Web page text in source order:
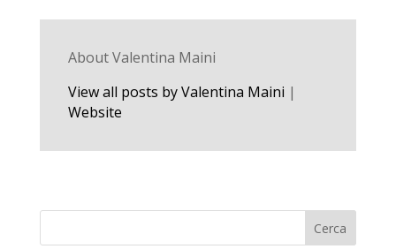
About Valentina Maini
View all posts by Valentina Maini |
Website